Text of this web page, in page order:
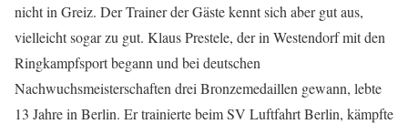
nicht in Greiz. Der Trainer der Gäste kennt sich aber gut aus,
vielleicht sogar zu gut. Klaus Prestele, der in Westendorf mit den
Ringkampfsport begann und bei deutschen
Nachwuchsmeisterschaften drei Bronzemedaillen gewann, lebte
13 Jahre in Berlin. Er trainierte beim SV Luftfahrt Berlin, kämpfte